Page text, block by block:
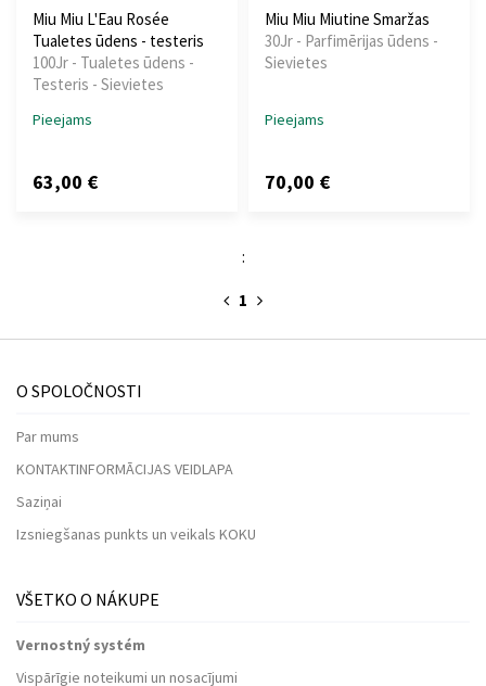
Miu Miu L'Eau Rosée
Tualetes ūdens - testeris
100Jr - Tualetes ūdens -
Testeris - Sievietes
Pieejams
63,00 €
Miu Miu Miutine Smaržas
30Jr - Parfimērijas ūdens -
Sievietes
Pieejams
70,00 €
:
1
O SPOLOČNOSTI
Par mums
KONTAKTINFORMĀCIJAS VEIDLAPA
Saziņai
Izsniegšanas punkts un veikals KOKU
VŠETKO O NÁKUPE
Vernostný systém
Vispārīgie noteikumi un nosacījumi